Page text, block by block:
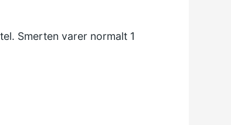
Smerten varer normalt 1